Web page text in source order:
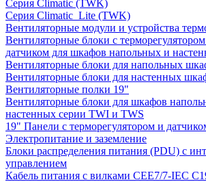
Серия Climatic (TWK)
Серия Climatic_Lite (TWK)
Вентиляторные модули и устройства
Вентиляторные блоки с
датчиком для шкафов напольных и
Вентиляторные блоки для напольных
Вентиляторные блоки для настенных
Вентиляторные полки 19"
Вентиляторные блоки для шкафов
настенных серии TWI и TWS
19" Панели с терморегулятором и
Электропитание и заземление
Блоки распределения питания (PDU) с
управлением
Кабель питания с вилками CEE7/7-IEC